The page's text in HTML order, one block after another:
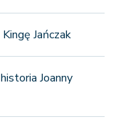
Jańczak
Joanny